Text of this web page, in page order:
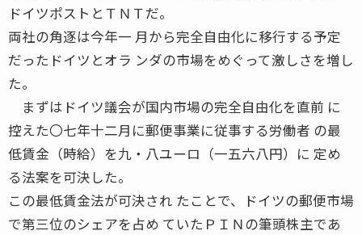
ドイツポストとＴＮＴだ。
両社の角逐は今年一 月から完全自由化に移行する予定
だったドイツとオラ ンダの市場をめぐって激しさを増し
た。
まずはドイツ議会が国内市場の完全自由化を直前 に
控えた〇七年十二月に郵便事業に従事する労働者 の最
低賃金（時給）を九・八ユーロ（一五六八円）に 定め
る法案を可決した。
この最低賃金法が可決され たことで、ドイツの郵便市場
で第三位のシェアを占め ていたＰＩＮの筆頭株主であ